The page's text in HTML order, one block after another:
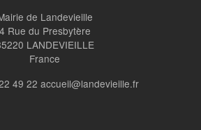
de Landevieille
4 Rue du Presbytère
LANDEVIEILLE
France
49 22 accueil@landevieille.fr